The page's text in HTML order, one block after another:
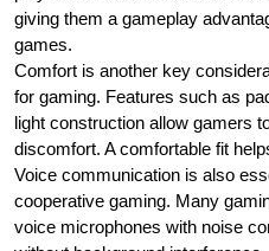
giving them a gameplay
games.
Comfort is another key
for gaming. Features such as
light construction allow gamers
discomfort. A comfortable fit
Voice communication is also
cooperative gaming. Many
voice microphones with noise